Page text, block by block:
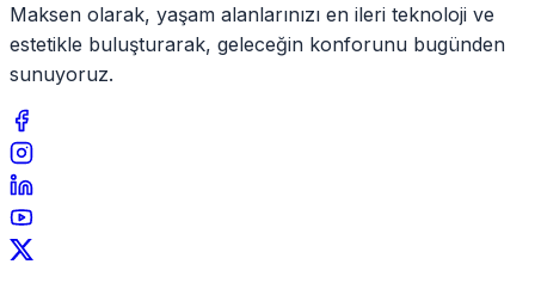
Maksen olarak, yaşam alanlarınızı en ileri teknoloji ve
estetikle buluşturarak, geleceğin konforunu bugünden
sunuyoruz.